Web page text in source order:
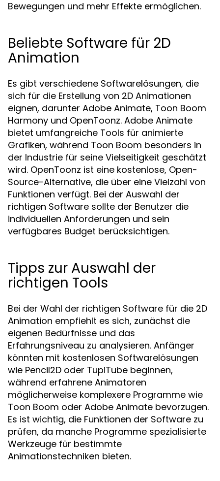
Bewegungen und mehr Effekte ermöglichen.
Beliebte Software für 2D
Animation
Es gibt verschiedene Softwarelösungen, die
sich für die Erstellung von 2D Animationen
eignen, darunter Adobe Animate, Toon Boom
Harmony und OpenToonz. Adobe Animate
bietet umfangreiche Tools für animierte
Grafiken, während Toon Boom besonders in
der Industrie für seine Vielseitigkeit geschätzt
wird. OpenToonz ist eine kostenlose, Open-
Source-Alternative, die über eine Vielzahl von
Funktionen verfügt. Bei der Auswahl der
richtigen Software sollte der Benutzer die
individuellen Anforderungen und sein
verfügbares Budget berücksichtigen.
Tipps zur Auswahl der
richtigen Tools
Bei der Wahl der richtigen Software für die 2D
Animation empfiehlt es sich, zunächst die
eigenen Bedürfnisse und das
Erfahrungsniveau zu analysieren. Anfänger
könnten mit kostenlosen Softwarelösungen
wie Pencil2D oder TupiTube beginnen,
während erfahrene Animatoren
möglicherweise komplexere Programme wie
Toon Boom oder Adobe Animate bevorzugen.
Es ist wichtig, die Funktionen der Software zu
prüfen, da manche Programme spezialisierte
Werkzeuge für bestimmte
Animationstechniken bieten.